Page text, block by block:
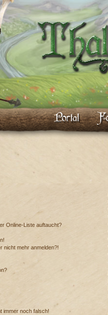
Online-Liste auftaucht?
nicht mehr anmelden?!
immer noch falsch!